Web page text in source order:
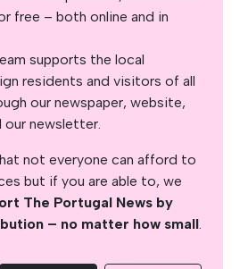
free – both online and in
supports the local
residents and visitors of all
our newspaper, website,
our newsletter.
not everyone can afford to
but if you are able to, we
The Portugal News by
– no matter how small.